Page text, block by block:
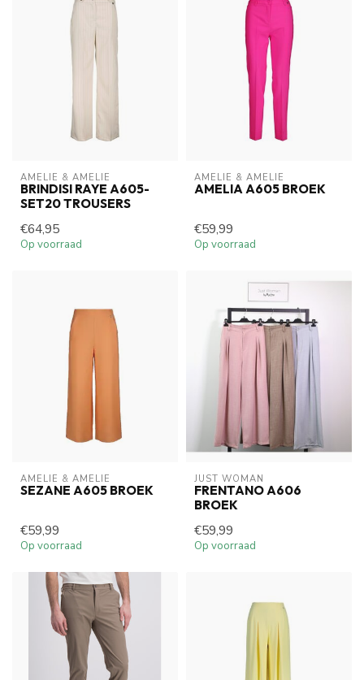
AMELIE & AMELIE
BRINDISI RAYE A605-
SET20 TROUSERS
€64,95
Op voorraad
AMELIE & AMELIE
AMELIA A605 BROEK
€59,99
Op voorraad
AMELIE & AMELIE
SEZANE A605 BROEK
€59,99
Op voorraad
JUST WOMAN
FRENTANO A606
BROEK
€59,99
Op voorraad